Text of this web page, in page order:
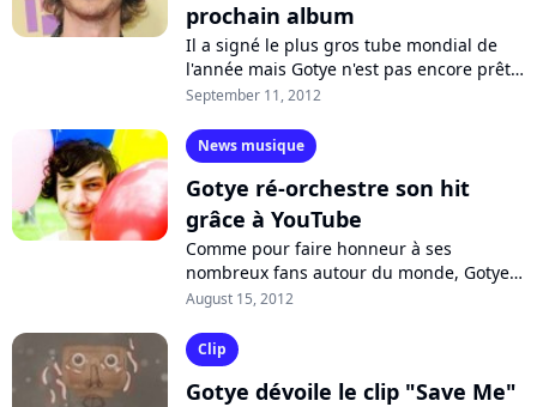
prochain album
Il a signé le plus gros tube mondial de
l'année mais Gotye n'est pas encore prêt à
enchaîner avec un nouvel opus. Le
September 11, 2012
News musique
Gotye ré-orchestre son hit
grâce à YouTube
Comme pour faire honneur à ses
nombreux fans autour du monde, Gotye
vient de dévoiler un remix de son tube
réorchestré...
August 15, 2012
Clip
Gotye dévoile le clip "Save Me"